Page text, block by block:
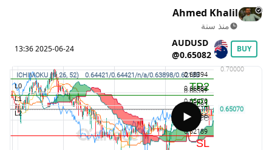
Ahmed Khalil
منذ سنة
BUY
AUDUSD
@0.65082
2025-06-24 13:36